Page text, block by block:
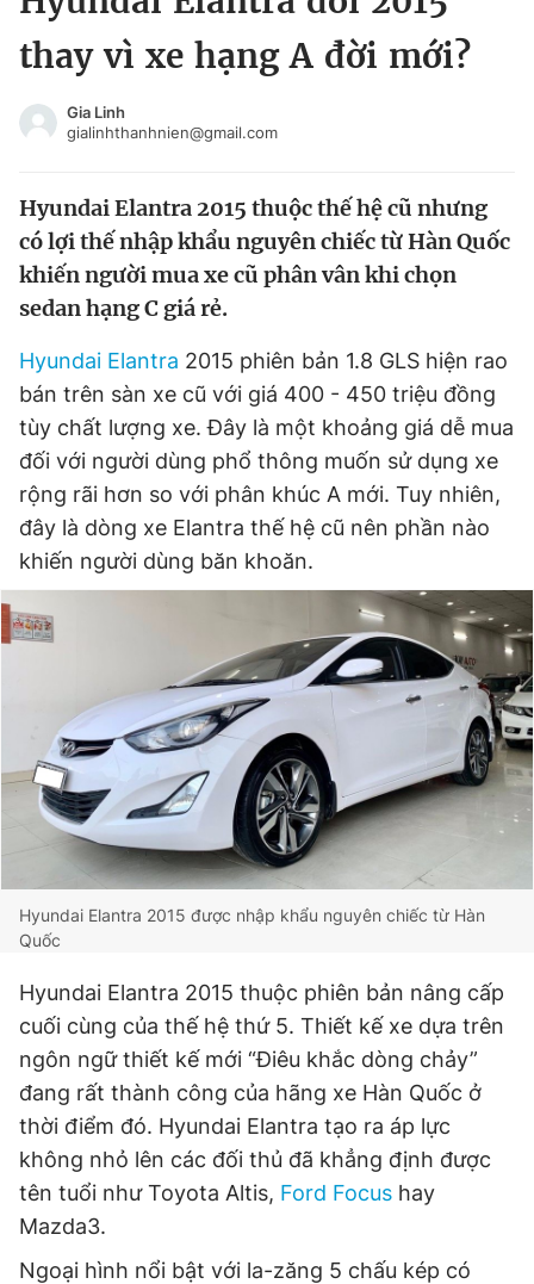
Chuyên mục khác
Chào ngày mới Tin 24h
Video Magazine
Sản phẩm khác
Tiện ích Bạn cần biết
Thông tin tòa soạn Liên hệ quảng cáo
Đọc Thanh Niên trên điện thoại
Theo dõi báo trên
Hotline
0906 645 777
Liên hệ quảng cáo
0908 780 404
Đặt báo Quảng cáo RSS Tòa soạn Chính sách bảo
Phó tổng biên tập thường trực: Hải Thành
Phó tổng biên tập: Lâm Hiếu Dũng
Phó tổng biên tập: Trần Việt Hưng
Tổng thư ký tòa soạn: Đức Trung
Giấy phép xuất bản số 110/GP - BTTTT cấp ngày 24.3.2020
© 2003-2026 Bản quyền thuộc về Báo Thanh Niên. Cấm sao
chép dưới mọi hình thức nếu không có sự chấp thuận bằng văn
bản. Phát triển bởi ePi Technologies, JSC.
Tin đã xem
Đăng xuất
thay vì xe hạng A đời mới?
Gia Linh
gialinhthanhnien@gmail.com
Hyundai Elantra 2015 thuộc thế hệ cũ nhưng
có lợi thế nhập khẩu nguyên chiếc từ Hàn Quốc
khiến người mua xe cũ phân vân khi chọn
sedan hạng C giá rẻ.
Hyundai Elantra 2015 phiên bản 1.8 GLS hiện rao
bán trên sàn xe cũ với giá 400 - 450 triệu đồng
tùy chất lượng xe. Đây là một khoảng giá dễ mua
đối với người dùng phổ thông muốn sử dụng xe
rộng rãi hơn so với phân khúc A mới. Tuy nhiên,
đây là dòng xe Elantra thế hệ cũ nên phần nào
khiến người dùng băn khoăn.
Hyundai Elantra 2015 được nhập khẩu nguyên chiếc từ Hàn
Quốc
Hyundai Elantra 2015 thuộc phiên bản nâng cấp
cuối cùng của thế hệ thứ 5. Thiết kế xe dựa trên
ngôn ngữ thiết kế mới “Điêu khắc dòng chảy”
đang rất thành công của hãng xe Hàn Quốc ở
thời điểm đó. Hyundai Elantra tạo ra áp lực
không nhỏ lên các đối thủ đã khẳng định được
tên tuổi như Toyota Altis, Ford Focus hay
Mazda3.
Ngoại hình nổi bật với la-zăng 5 chấu kép có